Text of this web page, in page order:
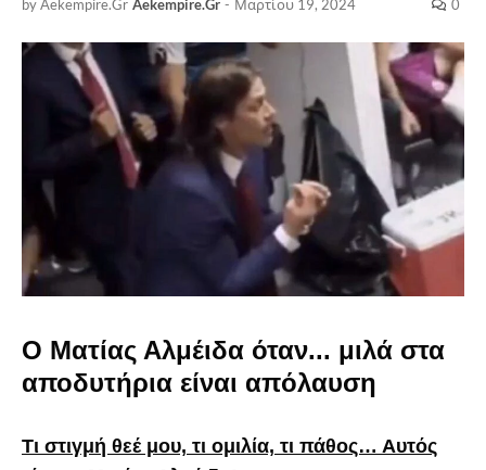
by Aekempire.Gr Aekempire.Gr - Μαρτίου 19, 2024 0
Ο Ματίας Αλμέιδα όταν... μιλά στα
αποδυτήρια είναι απόλαυση
Τι στιγμή θεέ μου, τι ομιλία, τι πάθος… Αυτός